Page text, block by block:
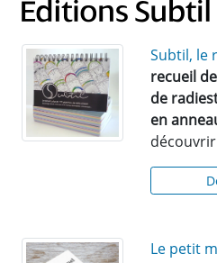
Subtil, le
recueil
de
en
Le petit